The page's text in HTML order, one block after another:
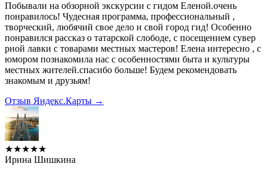
Побывали на обзорной экскурсии с гидом Еленой.очень
понравилось! Чудесная программа, профессиональный ,
творческий, любячий свое дело и свой город гид! Особенно
понравился рассказ о татарской слободе, с посещением сувер
рной лавки с товарами местных мастеров! Елена интересно , с
юмором познакомила нас с особенностями быта и культуры
местных жителей.спасибо больше! Будем рекомендовать
знакомым и друзьям!
Отзыв Яндекс.Карты →
★★★★★
Ирина Шишкина